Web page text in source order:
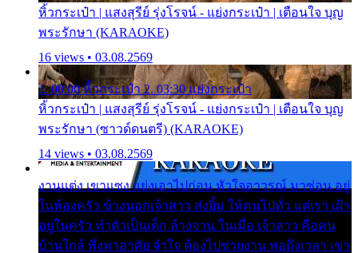
หิ้วกระเป๋า | แสงสุรีย์ รุ่งโรจน์ - แย่งกระเป๋า | เตือนใจ บุญ
พระรักษา (KARAOKE)
16 views • 03.08.2569
1. 00:00 หิ้วกระเป๋า 2. 03:30 แย่งกระเป๋า
หิ้วกระเป๋า | แสงสุรีย์ รุ่งโรจน์ - แย่งกระเป๋า | เตือนใจ บุญ
พระรักษา (ซาวด์ดนตรี) (KARAOKE)
14 views • 03.08.2569
งานแต่ง เขาแซง แย่งเอาไปก่อน หัวใจอาวรณ์ มาซ่อน อยู่
ในห้องครัว ข้างนอกเจ้าสาว ส่งยิ้ม ให้คนไปทั่ว แต่เรา เฝ้า
อยู่ในครัว ทำตัวเป็นเด็ก ล้างจาน ในเมื่อ เจ้าสาว คือคน
บ้านใกล้ พึ่งพาอาศัย จำใจ ต้องไปช่วยงาน พอถึงเวลา เขา